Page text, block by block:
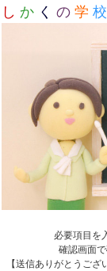
し か く の 学 校
必要項目を
確認画面
【送信ありがとうご